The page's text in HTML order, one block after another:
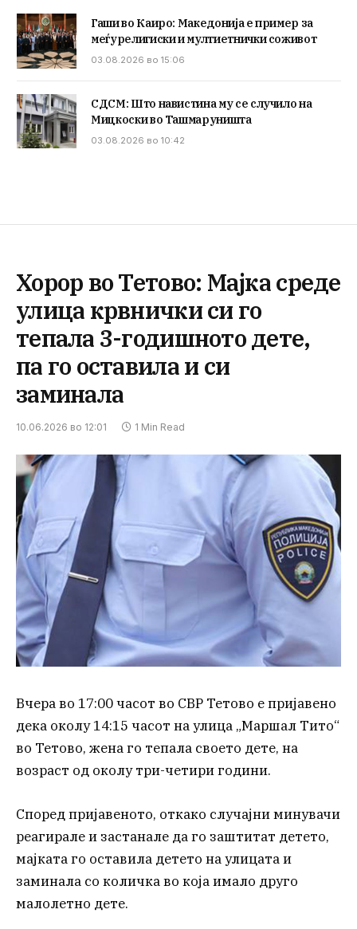
Гаши во Каиро: Македонија е пример за
меѓурелигиски и мултиетнички соживот
03.08.2026 во 15:06
СДСМ: Што навистина му се случило на
Мицкоски во Ташмаруништа
03.08.2026 во 10:42
Хорор во Тетово: Мајка среде
улица крвнички си го
тепала 3-годишното дете,
па го оставила и си
заминала
10.06.2026 во 12:01 1 Min Read
Вчера во 17:00 часот во СВР Тетово е пријавено
дека околу 14:15 часот на улица „Маршал Тито“
во Тетово, жена го тепала своето дете, на
возраст од околу три-четири години.
Според пријавеното, откако случајни минувачи
реагирале и застанале да го заштитат детето,
мајката го оставила детето на улицата и
заминала со количка во која имало друго
малолетно дете.